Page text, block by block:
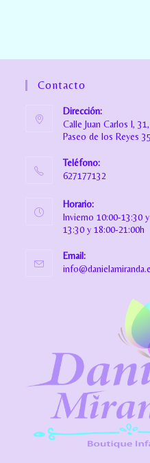
Contacto
Dirección:
Calle Juan Carlos I,
Paseo de los Reyes
Teléfono:
627177132
Horario:
Invierno 10:00-13:30
13:30 y 18:00-21:00h
Email: